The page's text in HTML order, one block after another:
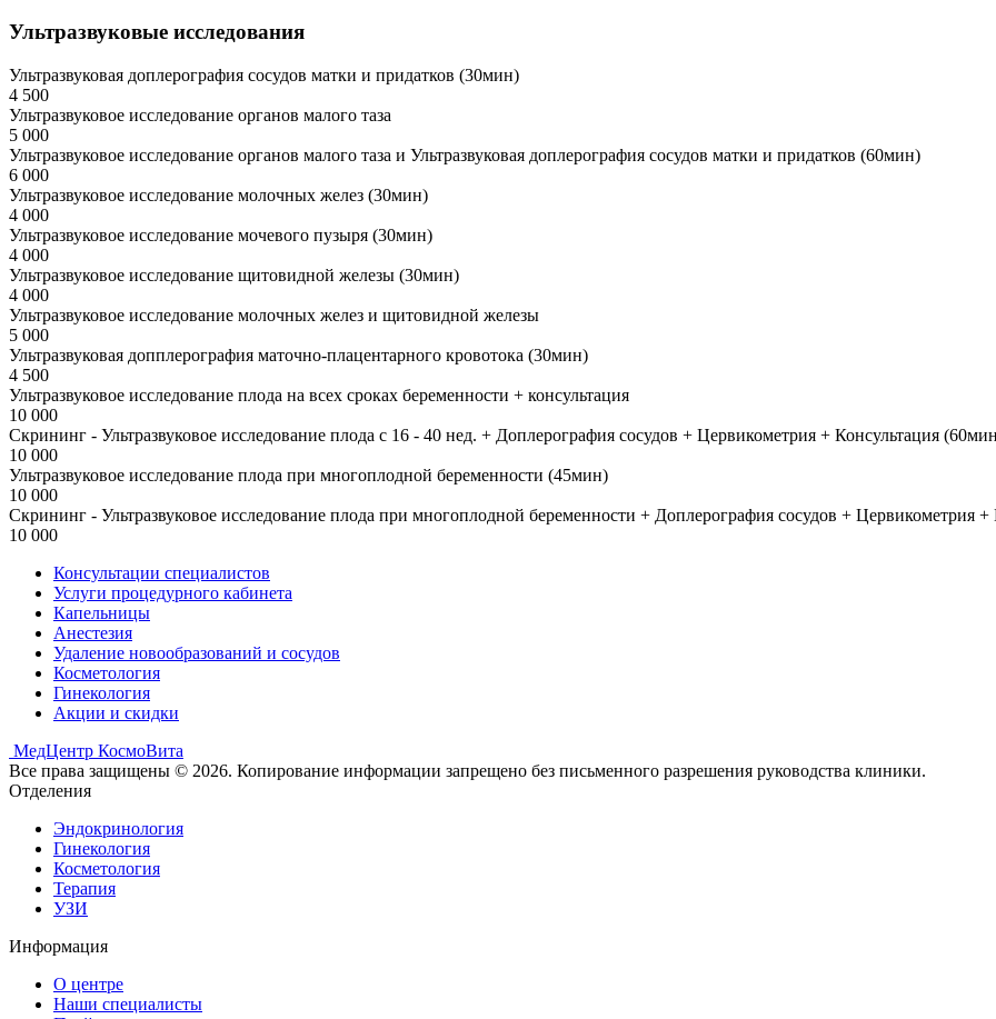
Ультразвуковые исследования
Ультразвуковая доплерография сосудов матки и придатков (30мин)
4 500
Ультразвуковое исследование органов малого таза
5 000
Ультразвуковое исследование органов малого таза и Ультразвуковая доплерография сосудов матки и придатков (60мин)
6 000
Ультразвуковое исследование молочных желез (30мин)
4 000
Ультразвуковое исследование мочевого пузыря (30мин)
4 000
Ультразвуковое исследование щитовидной железы (30мин)
4 000
Ультразвуковое исследование молочных желез и щитовидной железы
5 000
Ультразвуковая допплерография маточно-плацентарного кровотока (30мин)
4 500
Ультразвуковое исследование плода на всех сроках беременности + консультация
10 000
Скрининг - Ультразвуковое исследование плода с 16 - 40 нед. + Доплерография сосудов + Цервикометрия + Консультация
10 000
Ультразвуковое исследование плода при многоплодной беременности (45мин)
10 000
Скрининг - Ультразвуковое исследование плода при многоплодной беременности + Доплерография сосудов + Цервикометрия
10 000
Консультации специалистов
Услуги процедурного кабинета
Капельницы
Анестезия
Удаление новообразований и сосудов
Косметология
Гинекология
Акции и скидки
МедЦентр КосмоВита
Все права защищены © 2026. Копирование информации запрещено без письменного разрешения руководства клиники.
Отделения
Эндокринология
Гинекология
Косметология
Терапия
УЗИ
Информация
О центре
Наши специалисты